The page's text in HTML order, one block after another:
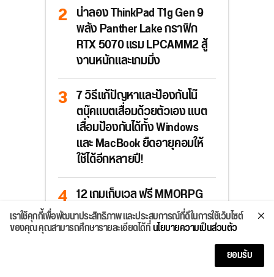
น่าลอง ThinkPad T1g Gen 9
พลัง Panther Lake กราฟิก
RTX 5070 แรม LPCAMM2 สู้
งานหนักและเกมมิ่ง
7 วิธีแก้ปัญหาและป้องกันโน๊
ตบุ๊คแบตเสื่อมด้วยตัวเอง แบต
เสื่อมป้องกันได้ทั้ง Windows
และ MacBook ยืดอายุคอมให้
ใช้ได้อีกหลายปี!
12 เกมเก็บเวล ฟรี MMORPG
ท่องโลกกว้าง ตีมอนสเตอร์
ฟาร์มของได้ทั้งวัน สนุกสุดมันส์
เราใช้คุกกี้เพื่อพัฒนาประสิทธิภาพ และประสบการณ์ที่ดีในการใช้เว็บไซต์
ของคุณ คุณสามารถศึกษารายละเอียดได้ที่นโยบายความเป็นส่วนตัว
ยอมรับ